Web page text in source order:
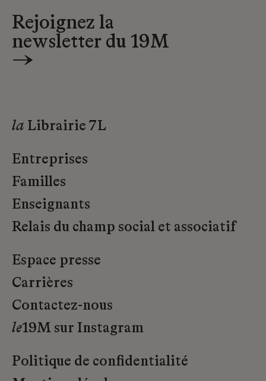
Rejoignez la
newsletter du 19M
→
la Librairie 7L
Entreprises
Familles
Enseignants
Relais du champ social et associatif
Espace presse
Carrières
Contactez-nous
le19M sur Instagram
Politique de confidentialité